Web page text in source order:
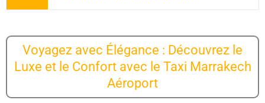
Voyagez avec Élégance : Découvrez le
Luxe et le Confort avec le Taxi Marrakech
Aéroport